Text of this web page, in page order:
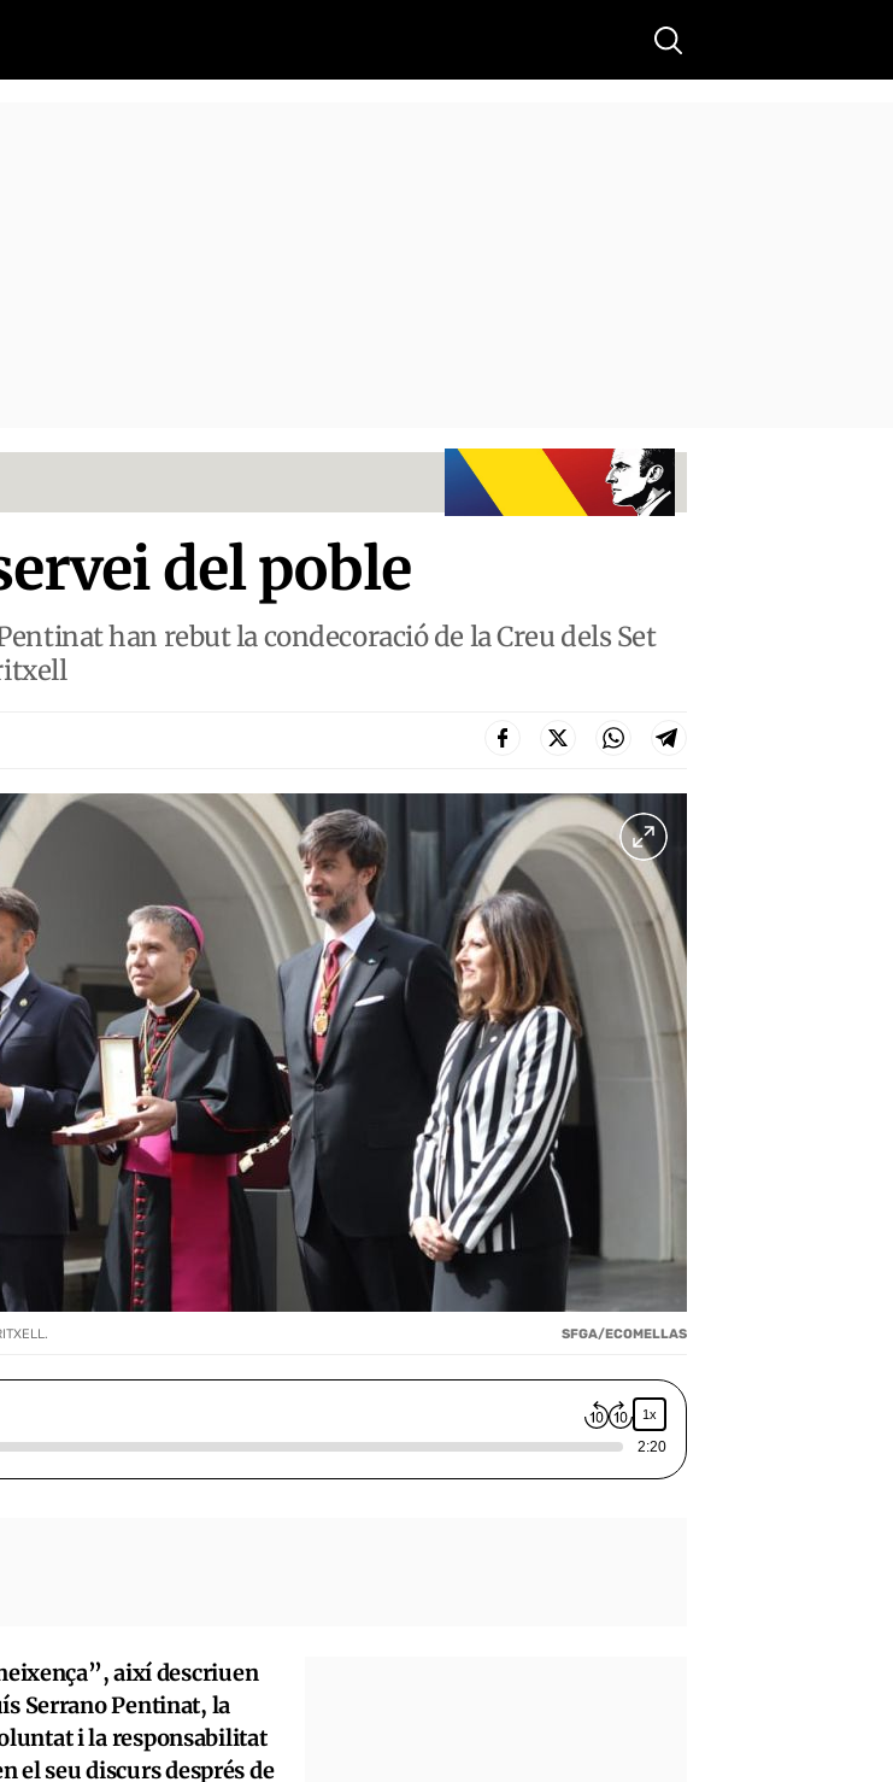
Buscar
del poble
han rebut la condecoració de la Creu dels Set
SFGA/ECOMELLAS
1x
2:20
així descriuen
Serrano Pentinat, la
i la responsabilitat
el seu discurs després de